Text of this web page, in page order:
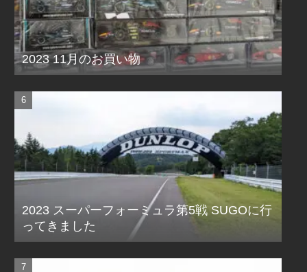
2023 11月のお買い物
2023 スーパーフォーミュラ第5戦 SUGOに行
ってきました